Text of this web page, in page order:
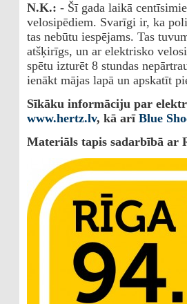
N.K.: - Šī gada laikā
velosipēdiem. Svarīgi ir, ka
tas nebūtu iespējams. Tas
atšķirīgs, un ar elektrisko
spētu izturēt 8 stundas
ienākt mājas lapā un apskatīt
Sīkāku informāciju par
www.hertz.lv, kā arī Blue
Materiāls tapis sadarbībā ar